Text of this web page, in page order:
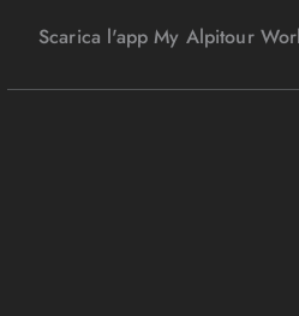
Scarica l'app My Alpitour